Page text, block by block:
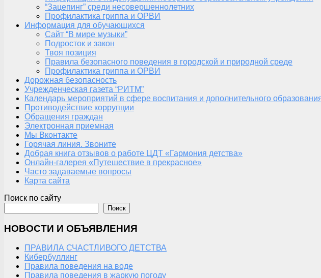
“Зацепинг” среди несовершеннолетних
Профилактика гриппа и ОРВИ
Информация для обучающихся
Сайт “В мире музыки”
Подросток и закон
Твоя позиция
Правила безопасного поведения в городской и природной среде
Профилактика гриппа и ОРВИ
Дорожная безопасность
Учрежденческая газета “РИТМ”
Календарь мероприятий в сфере воспитания и дополнительного
Противодействие коррупции
Обращения граждан
Электронная приемная
Мы Вконтакте
Горячая линия. Звоните
Добрая книга отзывов о работе ЦДТ «Гармония детства»
Онлайн-галерея «Путешествие в прекрасное»
Часто задаваемые вопросы
Карта сайта
Поиск по сайту
Поиск
НОВОСТИ И ОБЪЯВЛЕНИЯ
ПРАВИЛА СЧАСТЛИВОГО ДЕТСТВА
Кибербуллинг
Правила поведения на воде
Правила поведения в жаркую погоду